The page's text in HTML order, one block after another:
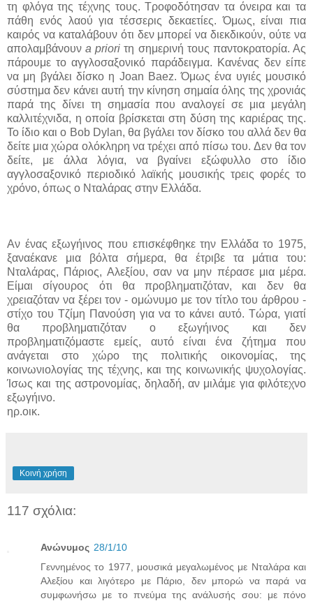
τη φλόγα της τέχνης τους. Τροφοδότησαν τα όνειρα και τα
πάθη ενός λαού για τέσσερις δεκαετίες. Όμως, είναι πια
καιρός να καταλάβουν ότι δεν μπορεί να διεκδικούν, ούτε να
απολαμβάνουνa priori τη σημερινή τους παντοκρατορία. Ας
πάρουμε το αγγλοσαξονικό παράδειγμα. Κανένας δεν είπε
να μη βγάλει δίσκο η Joan Baez. Όμως ένα υγιές μουσικό
σύστημα δεν κάνει αυτή την κίνηση σημαία όλης της χρονιάς
παρά της δίνει τη σημασία που αναλογεί σε μια μεγάλη
καλλιτέχνιδα, η οποία βρίσκεται στη δύση της καριέρας της.
Το ίδιο και ο Bob Dylan, θα βγάλει τον δίσκο του αλλά δεν θα
δείτε μια χώρα ολόκληρη να τρέχει από πίσω του. Δεν θα τον
δείτε, με άλλα λόγια, να βγαίνει εξώφυλλο στο ίδιο
αγγλοσαξονικό περιοδικό λαϊκής μουσικής τρεις φορές το
χρόνο, όπως ο Νταλάρας στην Ελλάδα.
Αν ένας εξωγήινος που επισκέφθηκε την Ελλάδα το 1975,
ξαναέκανε μια βόλτα σήμερα, θα έτριβε τα μάτια του:
Νταλάρας, Πάριος, Αλεξίου, σαν να μην πέρασε μια μέρα.
Είμαι σίγουρος ότι θα προβληματιζόταν, και δεν θα
χρειαζόταν να ξέρει τον - ομώνυμο με τον τίτλο του άρθρου -
στίχο του Τζίμη Πανούση για να το κάνει αυτό. Τώρα, γιατί
θα προβληματιζόταν ο εξωγήινος και δεν
προβληματιζόμαστε εμείς, αυτό είναι ένα ζήτημα που
ανάγεται στο χώρο της πολιτικής οικονομίας, της
κοινωνιολογίας της τέχνης, και της κοινωνικής ψυχολογίας.
Ίσως και της αστρονομίας, δηλαδή, αν μιλάμε για φιλότεχνο
εξωγήινο.
ηρ.οικ.
Κοινή χρήση
117 σχόλια:
Ανώνυμος 28/1/10
Γεννημένος το 1977, μουσικά μεγαλωμένος με Νταλάρα και
Αλεξίου και λιγότερο με Πάριο, δεν μπορώ να παρά να
συμφωνήσω με το πνεύμα της ανάλυσής σου: με πόνο